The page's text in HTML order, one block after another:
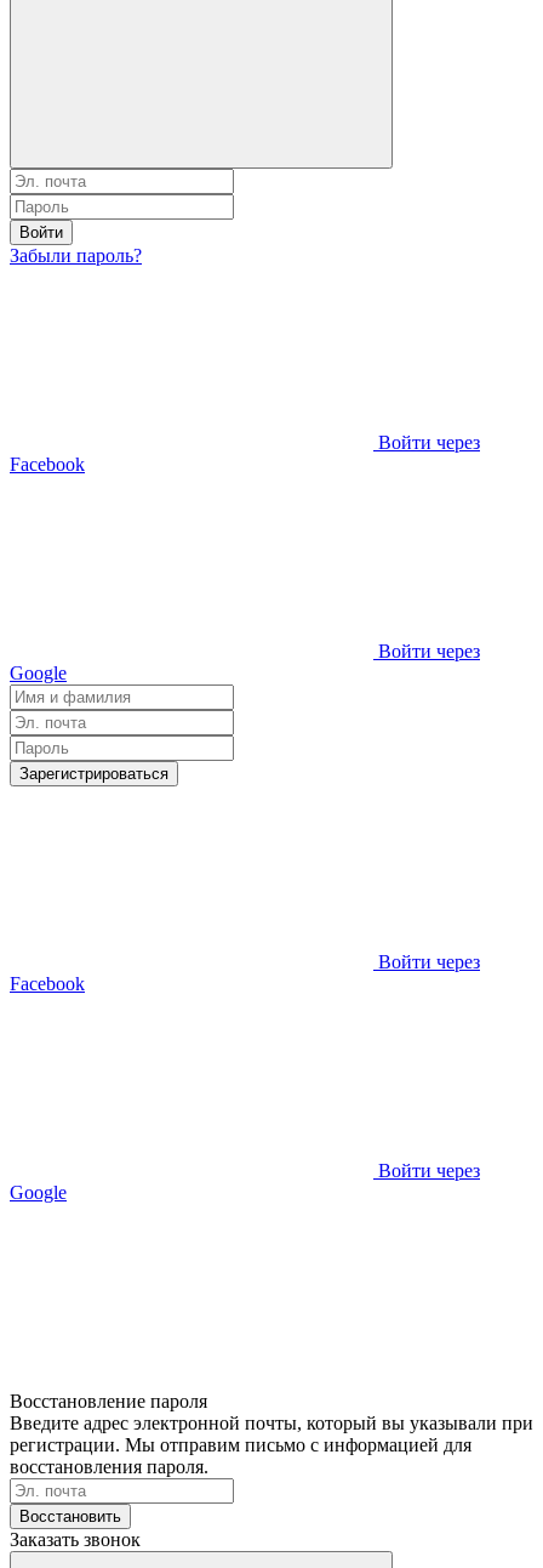
Войти
Забыли пароль?
Войти через
Facebook
Войти через
Google
Зарегистрироваться
Войти через
Facebook
Войти через
Google
Восстановление пароля
Введите адрес электронной почты, который вы указывали при
регистрации. Мы отправим письмо с информацией для
восстановления пароля.
Восстановить
Заказать звонок